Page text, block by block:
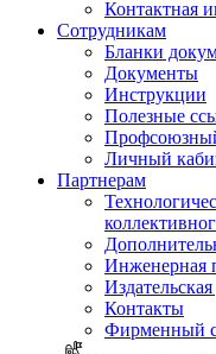
Контактная
Сотрудникам
Бланки
Документы
Инструкции
Полезные
Личный
Партнерам
Инженерная
Контакты
Фирменный